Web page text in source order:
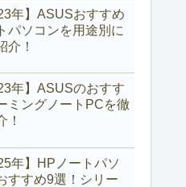
年】ASUSおすすめ
パソコンを用途別に
介！
年】ASUSのおすす
ミングノートPCを徹
！
年】HPノートパソ
すすめ9選！シリー